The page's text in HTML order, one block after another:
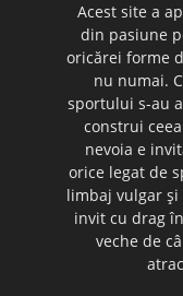
Acest site a
din pasiune
oricărei forme
nu numai.
sportului s-au
construi
nevoia e
orice legat de
limbaj vulgar
invit cu drag
veche de